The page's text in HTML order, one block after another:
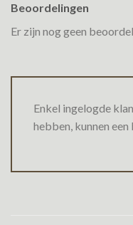
Beoordelingen
Er zijn nog geen
Enkel ingelogde
hebben, kunnen